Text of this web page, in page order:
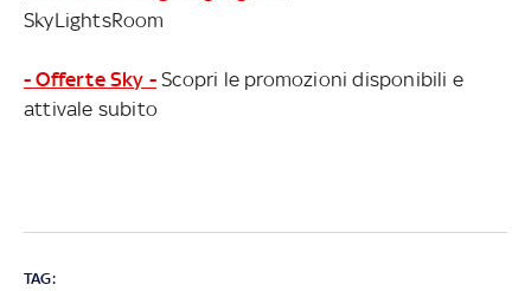
SkyLightsRoom
- Offerte Sky - Scopri le promozioni disponibili e
attivale subito
TAG: